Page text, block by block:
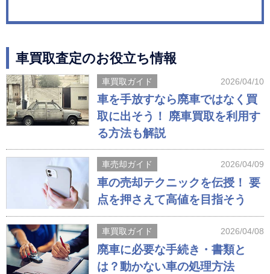
車買取査定のお役立ち情報
車買取ガイド 2026/04/10
車を手放すなら廃車ではなく買
取に出そう！ 廃車買取を利用す
る方法も解説
車売却ガイド 2026/04/09
車の売却テクニックを伝授！ 要
点を押さえて高値を目指そう
車買取ガイド 2026/04/08
廃車に必要な手続き・書類と
は？動かない車の処理方法